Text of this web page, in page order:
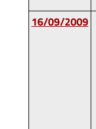
16/09/2009